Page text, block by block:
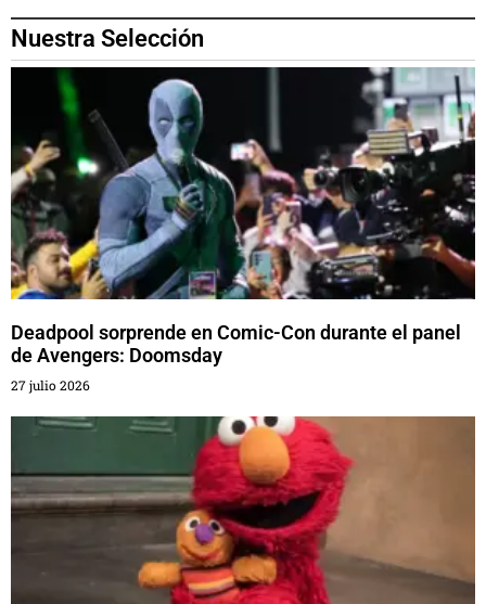
Nuestra Selección
Deadpool sorprende en Comic-Con durante el panel
de Avengers: Doomsday
27 julio 2026